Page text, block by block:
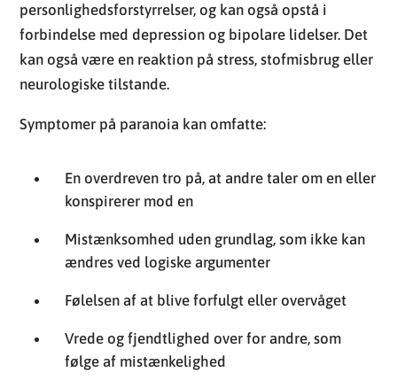
personlighedsforstyrrelser, og kan også opstå i
forbindelse med depression og bipolare lidelser. Det
kan også være en reaktion på stress, stofmisbrug eller
neurologiske tilstande.
Symptomer på paranoia kan omfatte:
En overdreven tro på, at andre taler om en eller
konspirerer mod en
Mistænksomhed uden grundlag, som ikke kan
ændres ved logiske argumenter
Følelsen af at blive forfulgt eller overvåget
Vrede og fjendtlighed over for andre, som
følge af mistænkelighed